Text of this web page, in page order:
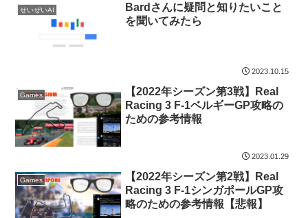
せいぜいAI
Bardさんに疑問と知りたいこと
を聞いてみたら
2023.10.15
Games
【2022年シーズン第3戦】Real
Racing 3 F-1ベルギーGP攻略の
ための参考情報
2023.01.29
Games
【2022年シーズン第2戦】Real
Racing 3 F-1シンガポールGP攻
略のための参考情報【悲報】